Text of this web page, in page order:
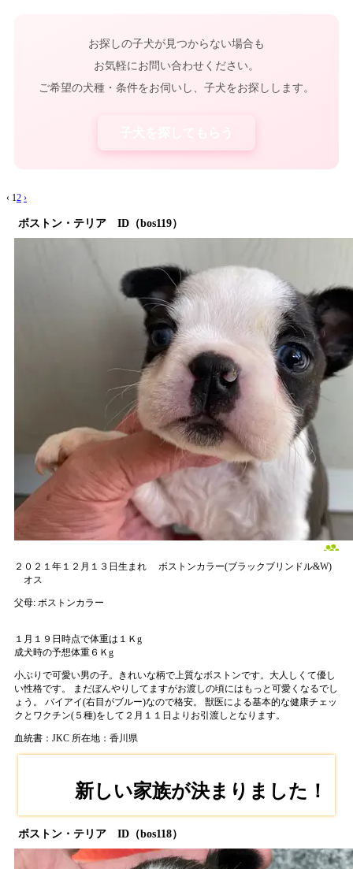
お探しの子犬が見つからない場合も
お気軽にお問い合わせください。
ご希望の犬種・条件をお伺いし、子犬をお探しします。
‹ 12 ›
ボストン・テリア ID（bos119）
２０２１年１２月１３日生まれ
ボストンカラー(ブラックブリンドル&W)
オス
父母: ボストンカラー
１月１９日時点で体重は１Ｋg
成犬時の予想体重６Ｋg
小ぶりで可愛い男の子。きれいな柄で上質なボストンです。大人しくて優し
い性格です。 まだぼんやりしてますがお渡しの頃にはもっと可愛くなるでし
ょう。 バイアイ(右目がブルー)なので格安。 獣医による基本的な健康チェッ
クとワクチン(５種)をして２月１１日よりお引渡しとなります。
血統書：JKC 所在地：香川県
新しい家族が決まりました！
ボストン・テリア ID（bos118）